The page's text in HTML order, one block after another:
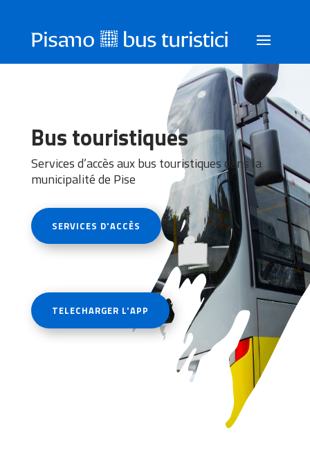
Bus touristiques
Services d’accès aux bus touristiques dans la
municipalité de Pise
SERVICES D'ACCÈS
TELECHARGER L'APP